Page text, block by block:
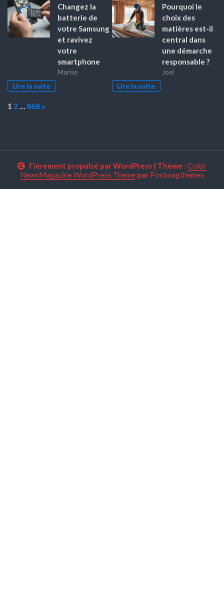
Changez la
batterie de
votre Samsung
et ravivez
votre
smartphone
Marise
Lire la suite
Pourquoi le
choix des
matières est-il
central dans
une démarche
responsable ?
Joel
Lire la suite
Page:
1 2 … 868 Next
»
Fièrement propulsé par WordPress | Thème : Color
NewsMagazine WordPress Themepar Postmagthemes